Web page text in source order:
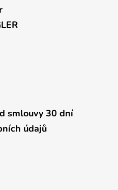
smlouvy 30 dní
údajů